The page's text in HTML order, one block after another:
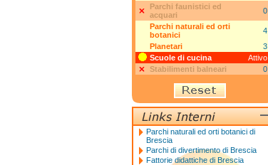
Parchi faunistici ed
acquari
0
Parchi naturali ed orti
botanici
4
Planetari
3
Scuole di cucina
Attivo
Stabilimenti balneari
0
Parchi naturali ed orti botanici di
Brescia
Parchi di divertimento di Brescia
Fattorie didattiche di Brescia